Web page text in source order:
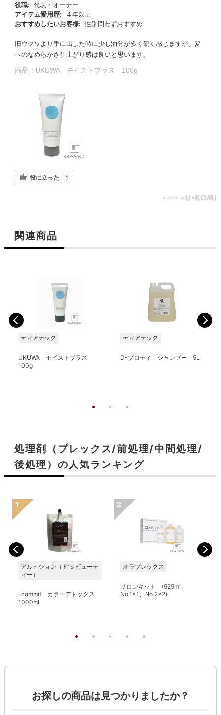
役職: 代表・オーナー
アイテム愛用歴:
４年以上
おすすめしたいお客様: 性別問わずおすすめ
旧ウクワより手に出した時に少し油分が多く硬く感じますが、髪
へのなめらかさ仕上がり感は良いと思います。
商品： UKUWA モイストプラス 100g
役に立った 1
関連商品
ディアテック
UKUWA モイストプラス
100g
ディアテック
D-プロティ シャンプー 5L
処理剤（プレックス/前処理/中間処理/
後処理）の人気ランキング
アルピジョン（Ｆ’ｓビューテ
ィー）
i.commit カラーデトックス
1000ml
オラプレックス
サロンキット (525ml
No.1x1、No.2x2)
お探しの商品は見つかりましたか？